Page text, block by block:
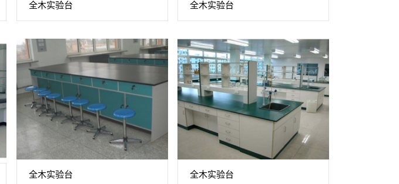
全木实验台 全木实验台
全木实验台 全木实验台